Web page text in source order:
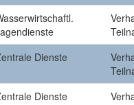
Dienste
Dienste